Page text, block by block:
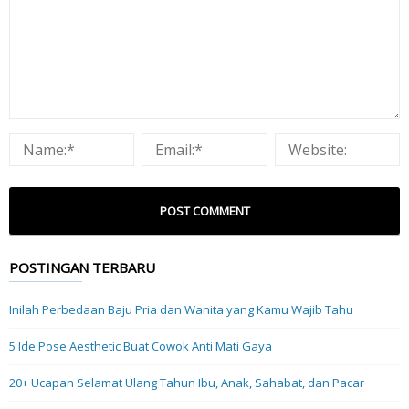
POSTINGAN TERBARU
Inilah Perbedaan Baju Pria dan Wanita yang Kamu Wajib Tahu
5 Ide Pose Aesthetic Buat Cowok Anti Mati Gaya
20+ Ucapan Selamat Ulang Tahun Ibu, Anak, Sahabat, dan Pacar